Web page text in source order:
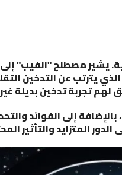
يشير مصطلح "الفيب"
يترتب عن التدخين
لهم تجربة تدخين بديلة
إلى الفوائد
المتزايد والتأثير